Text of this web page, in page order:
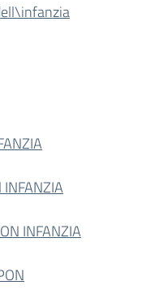
INFANZIA